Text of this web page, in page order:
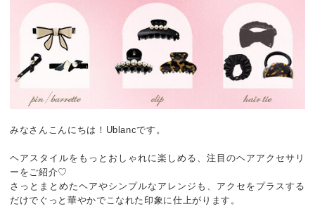
みなさんこんにちは！Ublancです。
ヘアスタイルをもっとおしゃれに楽しめる、注目のヘアアクセサリ
ーをご紹介♡
さっとまとめたヘアやシンプルなアレンジも、アクセをプラスする
だけでぐっと華やかでこなれた印象に仕上がります。